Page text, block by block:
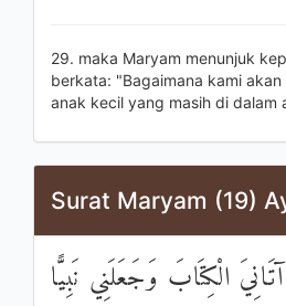
29. maka Maryam menunjuk
berkata: "Bagaimana kami
anak kecil yang masih di dalam
Surat Maryam (19)
الْكِتَابَ وَجَعَلَنِي نَبِيًّا